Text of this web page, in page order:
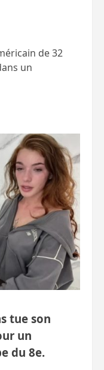
de 32
un
tue son
un
du 8e.